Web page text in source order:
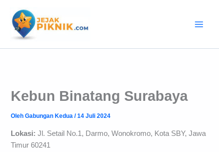
konten
Kebun Binatang Surabaya
OlehGabungan Kedua/14 Juli 2024
Lokasi:Jl. Setail No.1, Darmo, Wonokromo, Kota SBY, Jawa
Timur 60241